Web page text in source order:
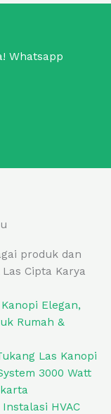
Whatsapp
produk dan
Cipta Karya
Elegan,
Rumah &
Las Kanopi
3000 Watt
HVAC